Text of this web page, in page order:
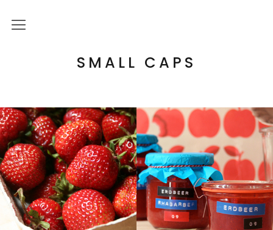
SMALL CAPS
Über mich
Letterpress Workshops
Online Kurs
Blog